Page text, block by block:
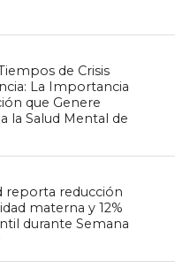
de Crisis
La Importancia
que Genere
la Salud Mental de
reporta reducción
materna y 12%
durante Semana